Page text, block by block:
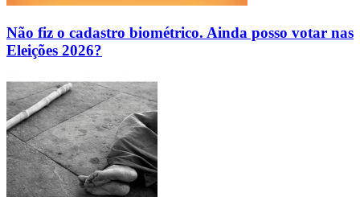
Não fiz o cadastro biométrico. Ainda posso votar nas
Eleições 2026?